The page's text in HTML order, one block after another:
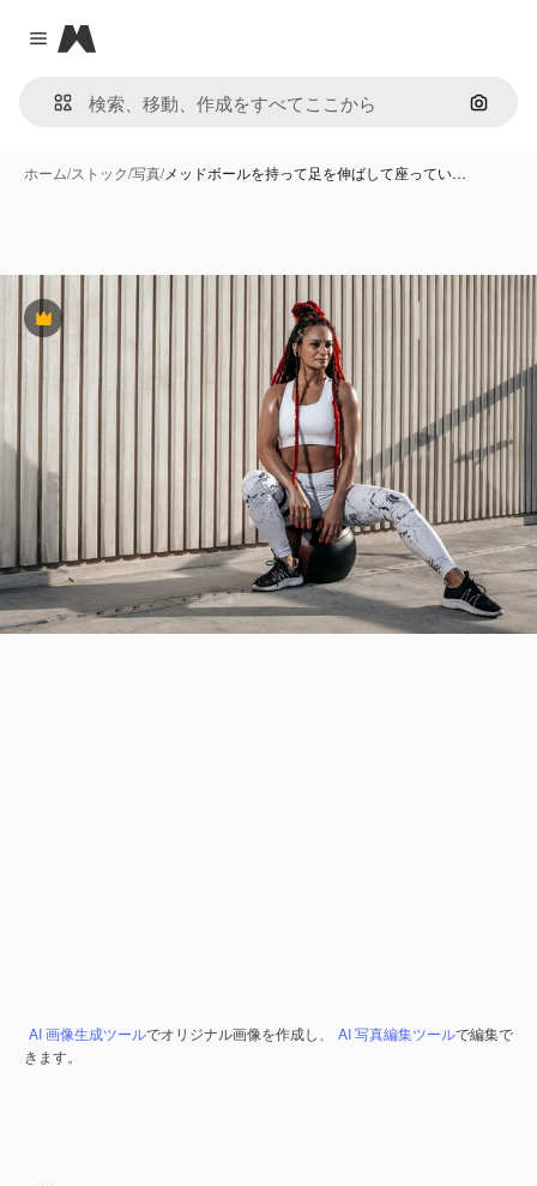
Close menu
Magnific
画像で
ホーム/ストック/写真/メッドボールを持って足を伸ばして座ってい…
Premium
AI 画像生成ツールでオリジナル画像を作成し、 AI 写真編集ツールで編集で
きます。